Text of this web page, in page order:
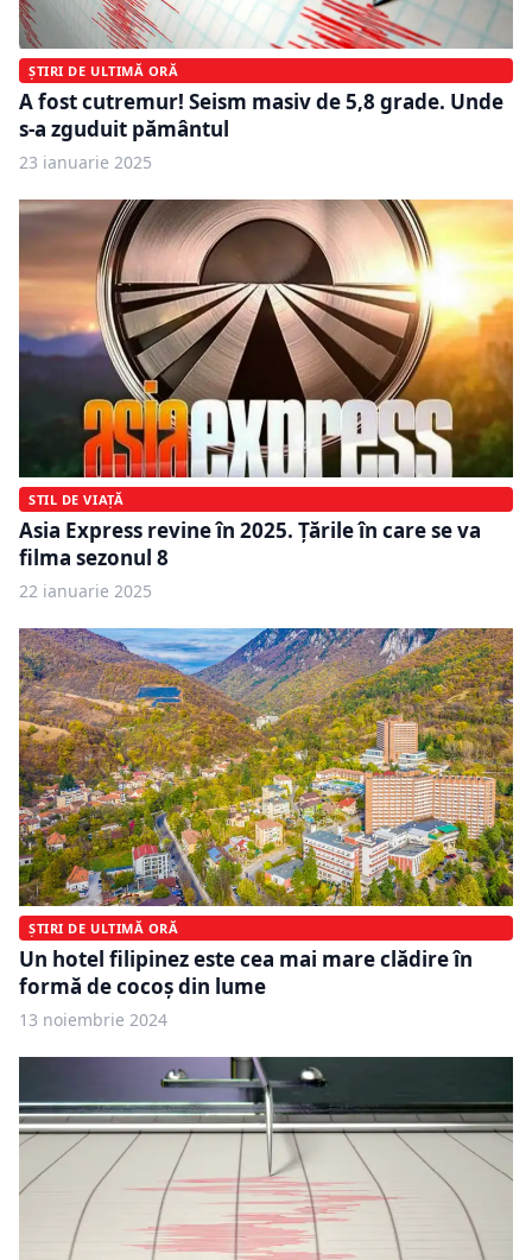
ȘTIRI DE ULTIMĂ ORĂ
A fost cutremur! Seism masiv de 5,8 grade. Unde
s-a zguduit pământul
23 ianuarie 2025
STIL DE VIAȚĂ
Asia Express revine în 2025. Țările în care se va
filma sezonul 8
22 ianuarie 2025
ȘTIRI DE ULTIMĂ ORĂ
Un hotel filipinez este cea mai mare clădire în
formă de cocoș din lume
13 noiembrie 2024